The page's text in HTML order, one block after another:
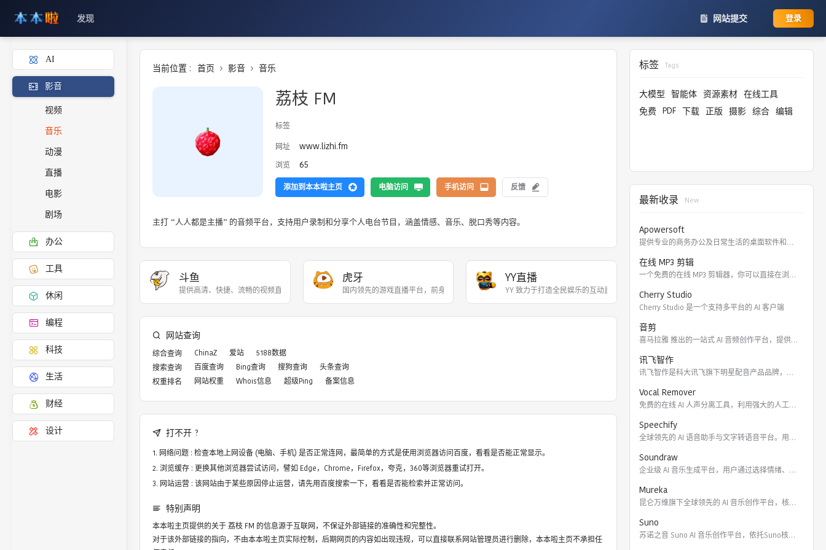
发现 网站提交 登录
AI
影音
视频
音乐
动漫
直播
电影
剧场
办公
工具
休闲
编程
科技
生活
财经
设计
当前位置 : 首页 影音 音乐
荔枝 FM
标签
网址
www.lizhi.fm
浏览 65
添加到本本啦主页 电脑访问 手机访问 反馈
主打 “人人都是主播” 的音频平台，支持用户录制和分享个人电台节目，涵盖情感、音乐、脱口秀等内容。
斗鱼
提供高清、快捷、流畅的视频直播和游戏赛事直播服务，
虎牙
国内领先的游戏直播平台，前身为YY游戏直播，201
YY直播
YY 致力于打造全民娱乐的互动直播平台，以多样的美
网站查询
综合查询 ChinaZ 爱站
5188数据
搜索查询
百度查询 Bing查询 搜狗查询
头条查询
权重排名
网站权重 Whois信息 超级Ping 备案信息
打不开 ?
网络问题 : 检查本地上网设备 (电脑、手机) 是否正常连网，最简单的方式是使用浏览器访问百度，看看是否能正常显示。
浏览缓存 : 更换其他浏览器尝试访问，譬如 Edge，Chrome，Firefox，夸克，360等浏览器重试打开。
网站运营 : 该网站由于某些原因停止运营，请先用百度搜索一下，看看是否能检索并正常访问。
特别声明
本本啦主页提供的关于荔枝 FM 的信息源于互联网，不保证外部链接的准确性和完整性。
对于该外部链接的指向，不由本本啦主页实际控制，后期网页的内容如出现违规，可以直接联系网站管理员进行删除，本本啦主页不承担任
标签 Tags
大模型 智能体 资源素材 在线工具
免费 PDF 下载 正版 摄影 综合 编辑
最新收录 New
Apowersoft
提供专业的商务办公及日常生活的桌面软件和在线应用。 软件涵盖
在线 MP3 剪辑
一个免费的在线 MP3 剪辑器，你可以直接在浏览器里剪切，裁
Cherry Studio
Cherry Studio 是一个支持多平台的 AI 客户端
音剪
喜马拉雅 推出的一站式 AI 音频创作平台，提供云端协作、3
讯飞智作
讯飞智作是科大讯飞旗下明星配音产品品牌，提供合成配音软件、真
Vocal Remover
免费的在线 AI 人声分离工具，利用强大的人工智能算法将歌曲
Speechify
全球领先的 AI 语音助手与文字转语音平台。用户可通过 Ch
Soundraw
企业级 AI 音乐生成平台，用户通过选择情绪、流派、乐器及长
Mureka
昆仑万维旗下全球领先的 AI 音乐创作平台，核心模型包括全球
Suno
苏诺之音 Suno AI 音乐创作平台，依托Suno核心模型